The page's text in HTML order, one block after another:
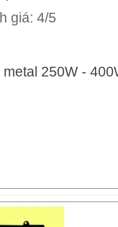
giá: 4/5
250W -